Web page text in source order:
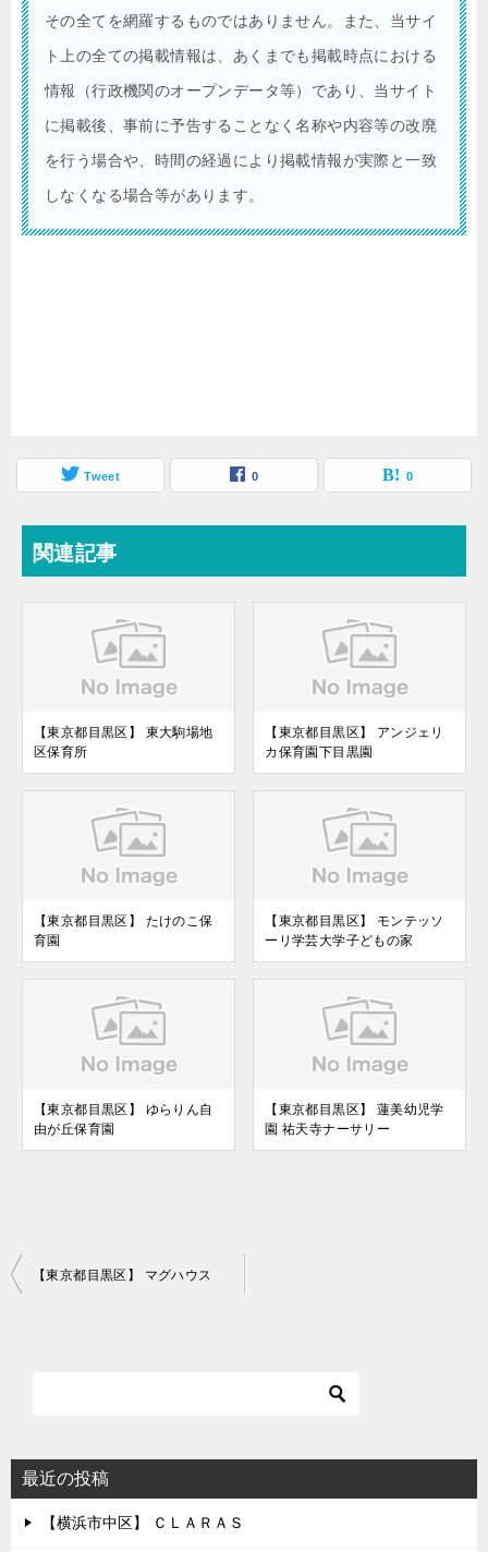
その全てを網羅するものではありません。また、当サイ
ト上の全ての掲載情報は、あくまでも掲載時点における
情報（行政機関のオープンデータ等）であり、当サイト
に掲載後、事前に予告することなく名称や内容等の改廃
を行う場合や、時間の経過により掲載情報が実際と一致
しなくなる場合等があります。
Tweet 0 0
関連記事
【東京都目黒区】 東大駒場地
区保育所
【東京都目黒区】 アンジェリ
カ保育園下目黒園
【東京都目黒区】 たけのこ保
育園
【東京都目黒区】 モンテッソ
ーリ学芸大学子どもの家
【東京都目黒区】 ゆらりん自
由が丘保育園
【東京都目黒区】 蓮美幼児学
園 祐天寺ナーサリー
投
シ
ョ
【東京都目黒区】 マグハウス
最近の投稿
【横浜市中区】 ＣＬＡＲＡＳ